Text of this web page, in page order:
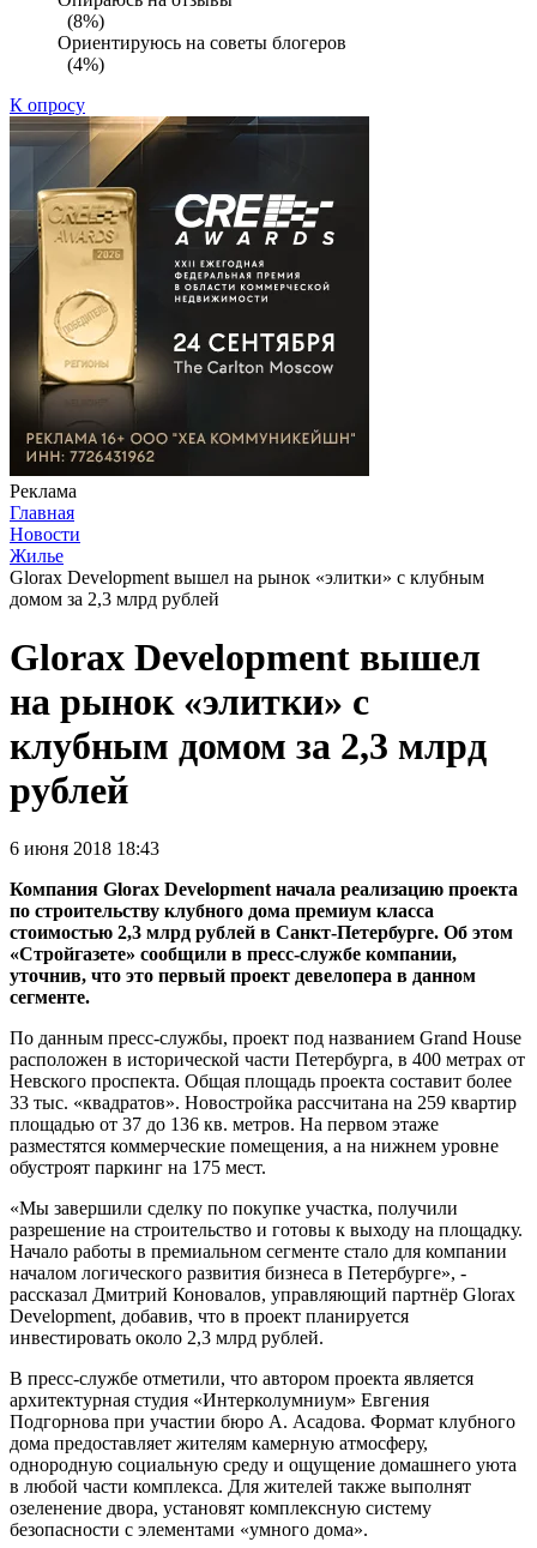
(8%)
Ориентируюсь на советы блогеров
(4%)
К опросу
Реклама
Главная
Новости
Жилье
Glorax Development вышел на рынок «элитки» с клубным
домом за 2,3 млрд рублей
Glorax Development вышел
на рынок «элитки» с
клубным домом за 2,3 млрд
рублей
6 июня 2018 18:43
Компания Glorax Development начала реализацию проекта
по строительству клубного дома премиум класса
стоимостью 2,3 млрд рублей в Санкт-Петербурге. Об этом
«Стройгазете» сообщили в пресс-службе компании,
уточнив, что это первый проект девелопера в данном
сегменте.
По данным пресс-службы, проект под названием Grand House
расположен в исторической части Петербурга, в 400 метрах от
Невского проспекта. Общая площадь проекта составит более
33 тыс. «квадратов». Новостройка рассчитана на 259 квартир
площадью от 37 до 136 кв. метров. На первом этаже
разместятся коммерческие помещения, а на нижнем уровне
обустроят паркинг на 175 мест.
«Мы завершили сделку по покупке участка, получили
разрешение на строительство и готовы к выходу на площадку.
Начало работы в премиальном сегменте стало для компании
началом логического развития бизнеса в Петербурге», -
рассказал Дмитрий Коновалов, управляющий партнёр Glorax
Development, добавив, что в проект планируется
инвестировать около 2,3 млрд рублей.
В пресс-службе отметили, что автором проекта является
архитектурная студия «Интерколумниум» Евгения
Подгорнова при участии бюро А. Асадова. Формат клубного
дома предоставляет жителям камерную атмосферу,
однородную социальную среду и ощущение домашнего уюта
в любой части комплекса. Для жителей также выполнят
озеленение двора, установят комплексную систему
безопасности с элементами «умного дома».